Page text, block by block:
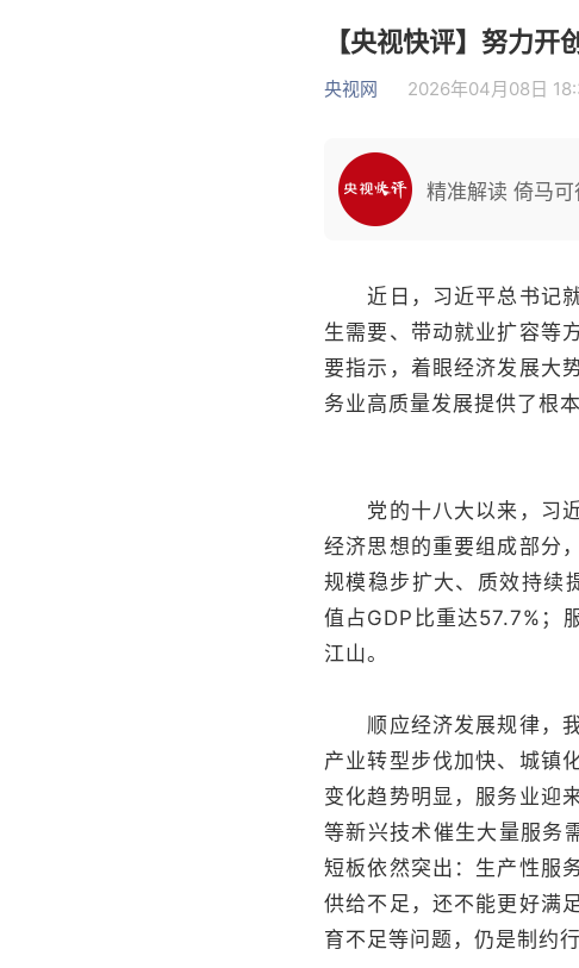
【央视快评】努力
央视网 2026年04月08日
精准解读 倚马可
近日，习近平总书记就
生需要、带动就业扩容等
要指示，着眼经济发展大
务业高质量发展提供了根本
党的十八大以来，习近
经济思想的重要组成部分
规模稳步扩大、质效持续
值占GDP比重达57.7%；
江山。
顺应经济发展规律，我
产业转型步伐加快、城镇
变化趋势明显，服务业迎
等新兴技术催生大量服务
短板依然突出：生产性服
供给不足，还不能更好满
育不足等问题，仍是制约